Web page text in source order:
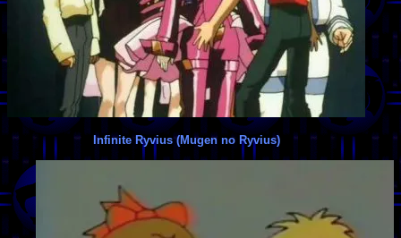
Infinite Ryvius (Mugen no Ryvius)